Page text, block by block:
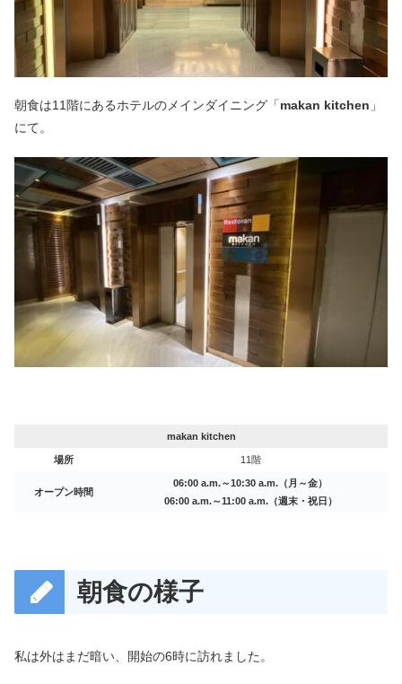
朝食は11階にあるホテルのメインダイニング「makan kitchen 」
にて。
makan kitchen
場所 11階
オープン時間
06:00 a.m.～10:30 a.m.（月～金）
06:00 a.m.～11:00 a.m.（週末・祝日）
朝食の様子
私は外はまだ暗い、開始の6時に訪れました。